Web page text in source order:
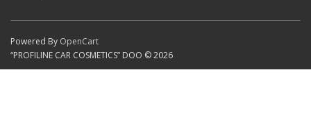
Powered By OpenCart
“PROFILINE CAR COSMETICS” DOO © 2026